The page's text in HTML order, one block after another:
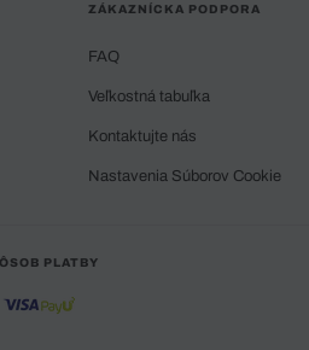
ZÁKAZNÍCKA PODPORA
FAQ
Veľkostná tabuľka
Kontaktujte nás
Nastavenia Súborov Cookie
PLATBY